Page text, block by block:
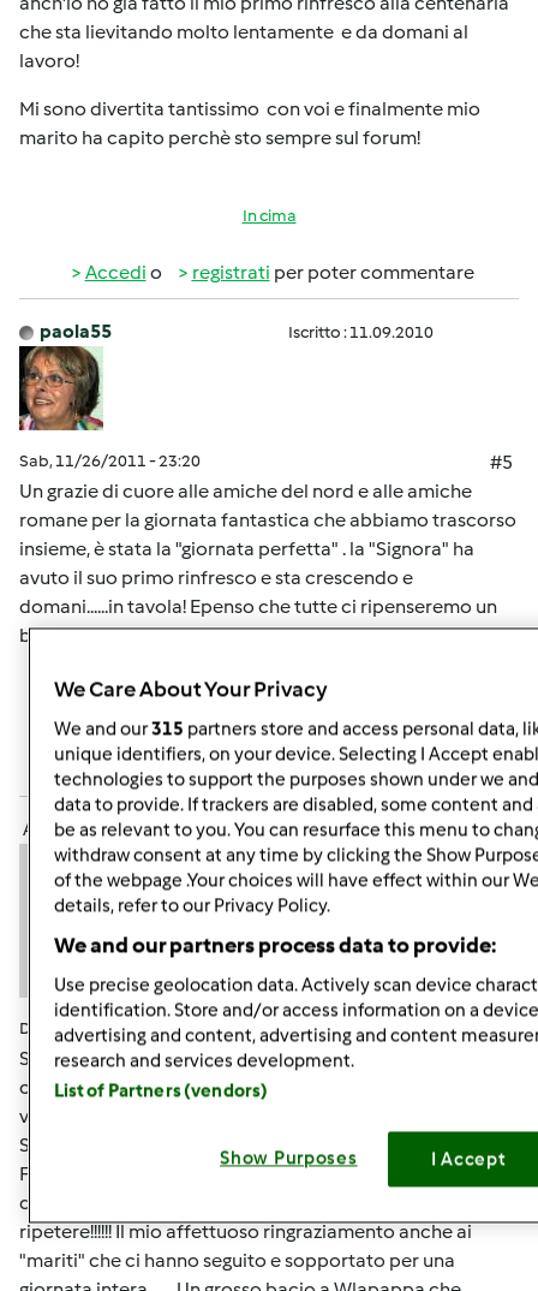
che sta lievitando molto lentamente e da domani al
lavoro!
Mi sono divertita tantissimo con voi e finalmente mio
marito ha capito perchè sto sempre sul forum!
In cima
Accedi o registrati per poter commentare
paola55 Iscritto : 11.09.2010
Sab, 11/26/2011 - 23:20
#5
Un grazie di cuore alle amiche del nord e alle amiche
romane per la giornata fantastica che abbiamo trascorso
insieme, è stata la "giornata perfetta" . la "Signora" ha
avuto il suo primo rinfresco e sta crescendo e
domani......in tavola! Epenso che tutte ci ripenseremo un
bel pò
Accedio registratiper poter commentare
Anonimo (non verificato)
Dom, 11/27/2011 - 08:58
#6
Sono onorata e felice di aver contribuito alla
contaminazione della capitale ad opera della
vecchietta!!!!! Wlapappa e Chya hanno rifornito Paola55 e
SandraScotty, io ho la responsabilità della centenaria di
FAN e di Cherie!!!!! e' stata un giornata splendida,
divertente e piena di simpatia.... naturalmente da
ripetere!!!!!! Il mio affettuoso ringraziamento anche ai
"mariti" che ci hanno seguito e sopportato per una
We Care About Your Privacy
We and our315 partners store and access personal data,
unique identifiers, on your device. Selecting I Accept
technologies to support the purposes shown under we
data to provide. If trackers are disabled, some content and
be as relevant to you. You can resurface this menu to
withdraw consent at any time by clicking the Show
of the webpage .Your choices will have effect within our
details, refer to our Privacy Policy.
We and our partners process data to provide:
Use precise geolocation data. Actively scan device
identification. Store and/or access information on a
advertising and content, advertising and content
research and services development.
List of Partners (vendors)
Show Purposes I Accept